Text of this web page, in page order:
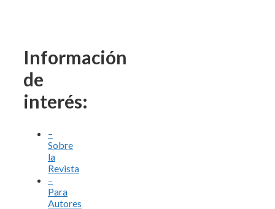
Información
de
interés:
–
Sobre
la
Revista
–
Para
Autores